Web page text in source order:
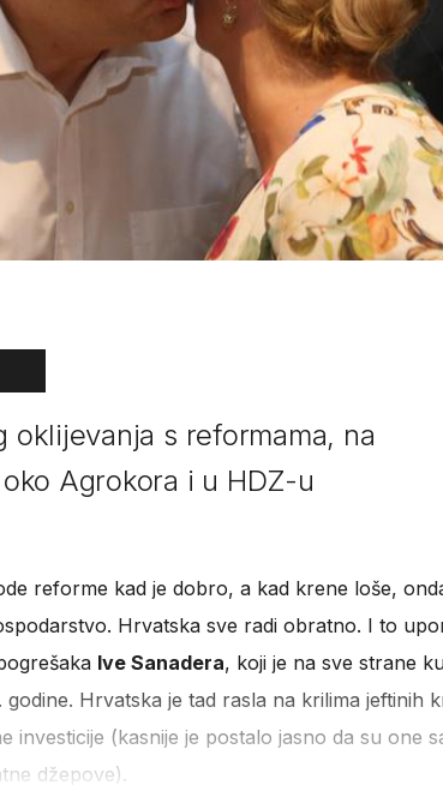
oklijevanja s reformama, na
Agrokora i u HDZ-u
reforme kad je dobro, a kad krene loše,
Hrvatska sve radi obratno. I to
Ive Sanadera, koji je na sve strane
Hrvatska je tad rasla na krilima jeftinih
investicije (kasnije je postalo jasno da su one
džepove).